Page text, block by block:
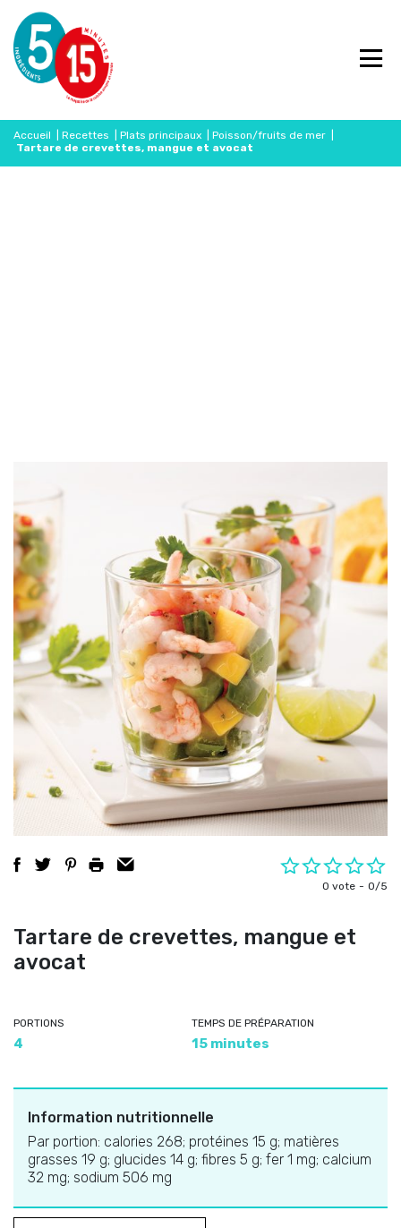
Accueil Recettes Plats principaux Poisson/fruits de mer
Tartare de crevettes, mangue et avocat
0 vote 0/5
Tartare de crevettes, mangue et
avocat
PORTIONS
4
TEMPS DE PRÉPARATION
15 minutes
Information nutritionnelle
Par portion: calories 268; protéines 15 g; matières
grasses 19 g; glucides 14 g; fibres 5 g; fer 1 mg; calcium
32 mg; sodium 506 mg